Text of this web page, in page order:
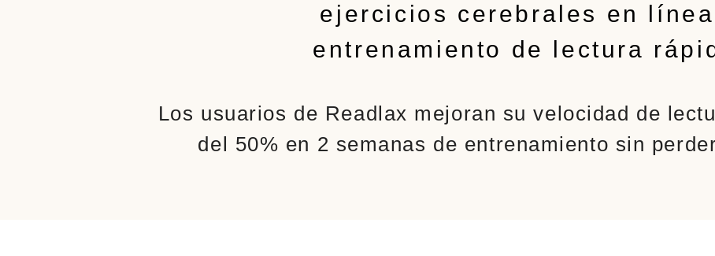
ejercicios cerebrales en
entrenamiento de lectura
Los usuarios de Readlax mejoran su velocidad de
del 50% en 2 semanas de entrenamiento sin